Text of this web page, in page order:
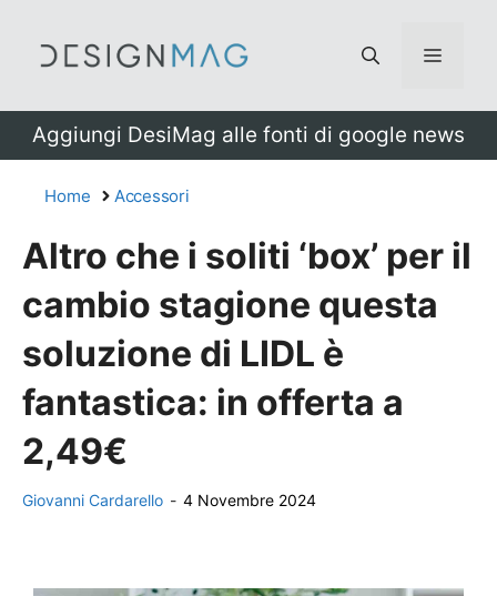
Menu
Aggiungi DesiMag alle fonti di google news
Home Accessori
Altro che i soliti ‘box’ per il
cambio stagione questa
soluzione di LIDL è
fantastica: in offerta a
2,49€
Giovanni Cardarello - 4 Novembre 2024